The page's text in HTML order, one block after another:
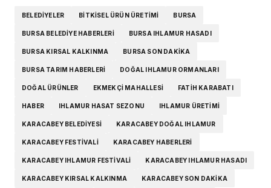
BELEDIYELER BITKISEL ÜRÜN ÜRETIMI BURSA
BURSA BELEDIYE HABERLERI BURSA IHLAMUR HASADI
BURSA KIRSAL KALKINMA BURSA SON DAKIKA
BURSA TARIM HABERLERI DOĞAL IHLAMUR ORMANLARI
DOĞAL ÜRÜNLER EKMEKÇI MAHALLESI FATIH KARABATI
HABER IHLAMUR HASAT SEZONU IHLAMUR ÜRETIMI
KARACABEY BELEDIYESI KARACABEY DOĞAL IHLAMUR
KARACABEY FESTIVALI KARACABEY HABERLERI
KARACABEY IHLAMUR FESTIVALI KARACABEY IHLAMUR HASADI
KARACABEY KIRSAL KALKINMA KARACABEY SON DAKIKA